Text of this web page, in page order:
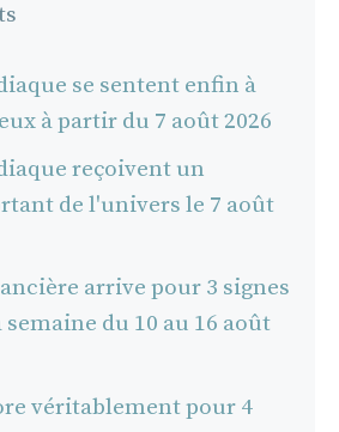
se sentent enfin à
à partir du 7 août 2026
reçoivent un
de l'univers le 7 août
arrive pour 3 signes
du 10 au 16 août
véritablement pour 4